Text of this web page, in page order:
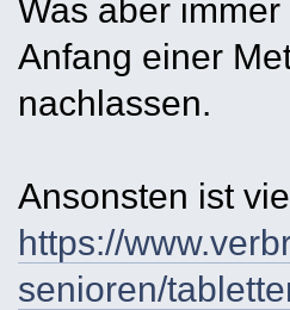
Was aber
Anfang einer
nachlassen.
Ansonsten ist
https://
senioren/